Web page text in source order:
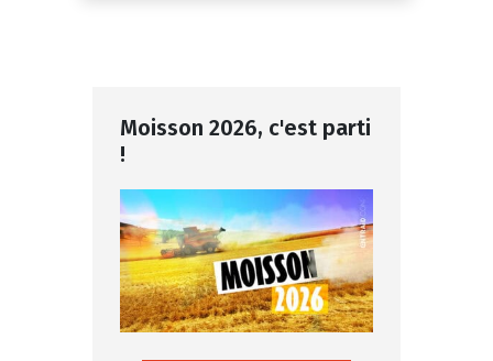
Moisson 2026, c'est parti
!